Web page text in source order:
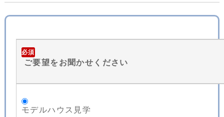
必須
ご要望をお聞かせください
モデルハウス見学